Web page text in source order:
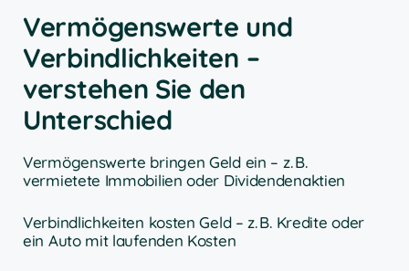
Vermögenswerte und
Verbindlichkeiten –
verstehen Sie den
Unterschied
Vermögenswerte bringen Geld ein – z. B.
vermietete Immobilien oder Dividendenaktien
Verbindlichkeiten kosten Geld – z. B. Kredite oder
ein Auto mit laufenden Kosten